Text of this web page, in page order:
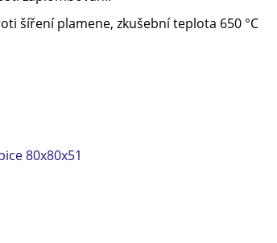
šíření plamene, zkušební teplota 650 °C
80x80x51